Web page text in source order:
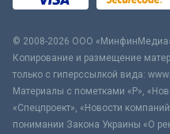
© 2008-2026 ООО
Копирование и размещение
только с гиперссылкой вида:
Материалы с пометками «Р»,
«Спецпроект», «Новости
понимании Закона Украины «О